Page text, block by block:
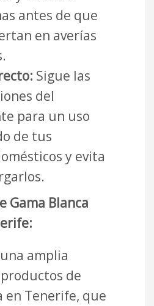
antes de que
en averías
Sigue las
del
para un uso
de tus
y evita
Gama Blanca
amplia
de
en Tenerife, que